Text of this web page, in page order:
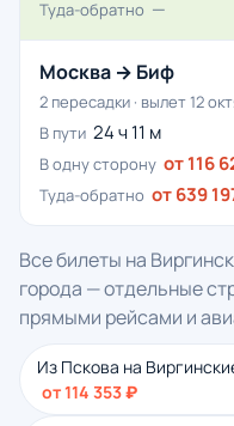
Туда-обратно —
Москва → Биф
2 пересадки · вылет 12
В пути 24 ч 11 м
В одну сторону от 116
Туда-обратно от 639
Все билеты на
города — отдельные
прямыми рейсами и
Из Пскова на
от 114 353 ₽